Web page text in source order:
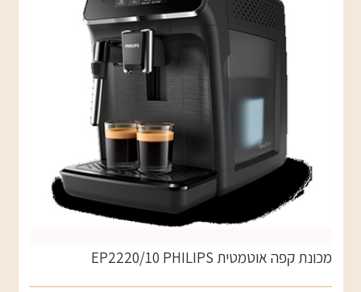
מכונת קפה אוטמטית EP2220/10 PHILIPS